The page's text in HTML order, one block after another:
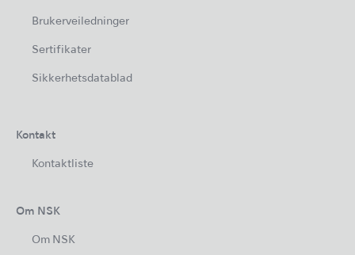
Brukerveiledninger
Sertifikater
Sikkerhetsdatablad
Kontakt
Kontaktliste
Om NSK
Om NSK